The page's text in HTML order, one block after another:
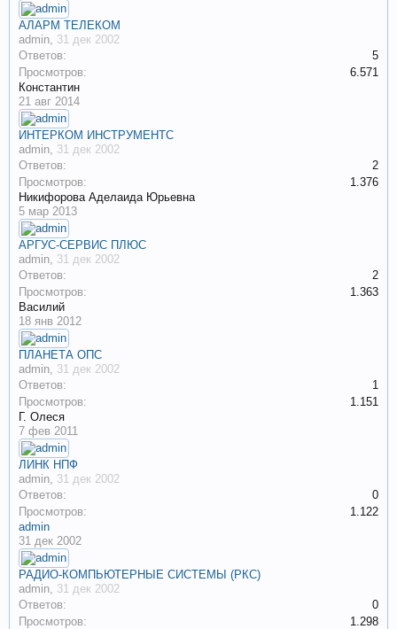
АЛАРМ ТЕЛЕКОМ
admin, 31 дек 2002
Ответов:
5
Просмотров:
6.571
Константин
21 авг 2014
ИНТЕРКОМ ИНСТРУМЕНТС
admin, 31 дек 2002
Ответов:
2
Просмотров:
1.376
Никифорова Аделаида Юрьевна
5 мар 2013
АРГУС-СЕРВИС ПЛЮС
admin, 31 дек 2002
Ответов:
2
Просмотров:
1.363
Василий
18 янв 2012
ПЛАНЕТА ОПС
admin, 31 дек 2002
Ответов:
1
Просмотров:
1.151
Г. Олеся
7 фев 2011
ЛИНК НПФ
admin, 31 дек 2002
Ответов:
0
Просмотров:
1.122
admin
31 дек 2002
РАДИО-КОМПЬЮТЕРНЫЕ СИСТЕМЫ (РКС)
admin, 31 дек 2002
Ответов:
0
Просмотров:
1.298